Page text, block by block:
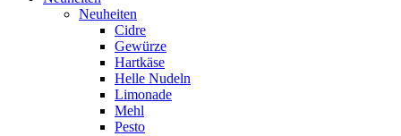
Neuheiten
Cidre
Gewürze
Hartkäse
Helle Nudeln
Limonade
Mehl
Pesto